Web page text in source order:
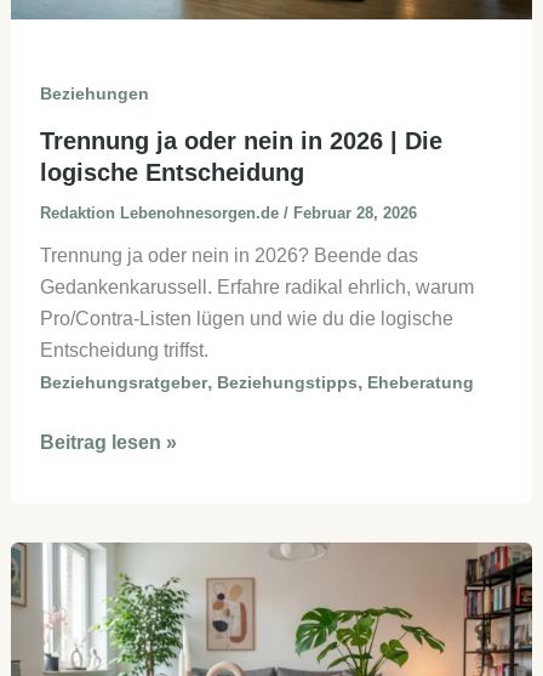
Beziehungen
Trennung ja oder nein in 2026 | Die
logische Entscheidung
Redaktion Lebenohnesorgen.de / Februar 28, 2026
Trennung ja oder nein in 2026? Beende das
Gedankenkarussell. Erfahre radikal ehrlich, warum
Pro/Contra-Listen lügen und wie du die logische
Entscheidung triffst.
Beziehungsratgeber, Beziehungstipps, Eheberatung
Trennung
Die
Beitrag lesen »